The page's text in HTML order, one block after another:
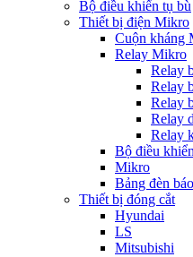
Bộ điều khiển tụ bù
Thiết bị điện Mikro
Cuộn kháng
Relay Mikro
Relay
Relay
Relay
Relay
Relay
Bộ điều
Mikro
Bảng đèn
Thiết bị đóng cắt
Hyundai
LS
Mitsubishi